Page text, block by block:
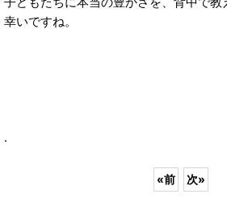
幸いですね。
.
«前 次»